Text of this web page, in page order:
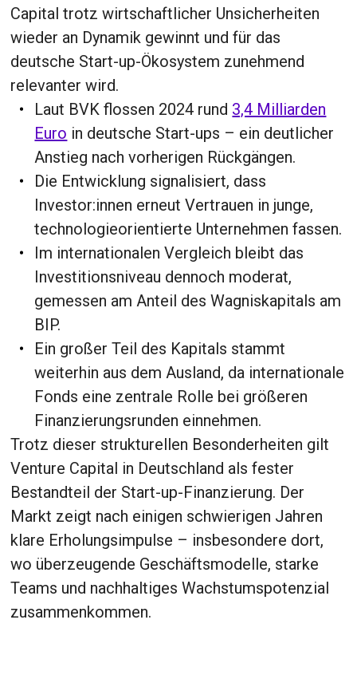
Capital trotz wirtschaftlicher Unsicherheiten
wieder an Dynamik gewinnt und für das
deutsche Start-up-Ökosystem zunehmend
relevanter wird.
Laut BVK flossen 2024 rund 3,4 Milliarden
Euro in deutsche Start-ups – ein deutlicher
Anstieg nach vorherigen Rückgängen.
Die Entwicklung signalisiert, dass
Investor:innen erneut Vertrauen in junge,
technologieorientierte Unternehmen fassen.
Im internationalen Vergleich bleibt das
Investitionsniveau dennoch moderat,
gemessen am Anteil des Wagniskapitals am
BIP.
Ein großer Teil des Kapitals stammt
weiterhin aus dem Ausland, da internationale
Fonds eine zentrale Rolle bei größeren
Finanzierungsrunden einnehmen.
Trotz dieser strukturellen Besonderheiten gilt
Venture Capital in Deutschland als fester
Bestandteil der Start-up-Finanzierung. Der
Markt zeigt nach einigen schwierigen Jahren
klare Erholungsimpulse – insbesondere dort,
wo überzeugende Geschäftsmodelle, starke
Teams und nachhaltiges Wachstumspotenzial
zusammenkommen.